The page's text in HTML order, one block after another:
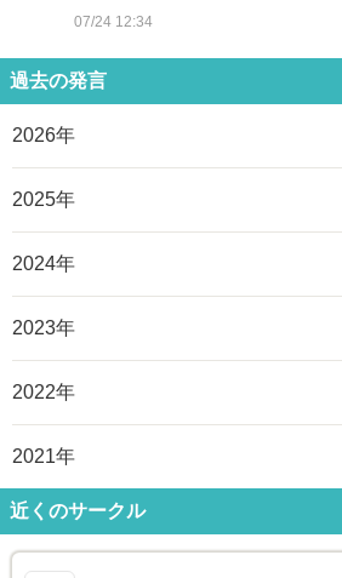
07/24 12:34
過去の発言
2026年
2025年
2024年
2023年
2022年
2021年
近くのサークル